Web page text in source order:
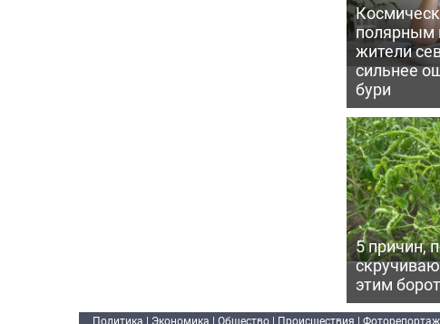
полярным
жители
сильнее
бури
5 причин,
этим
Политика | Экономика | Общество | Происшествия |